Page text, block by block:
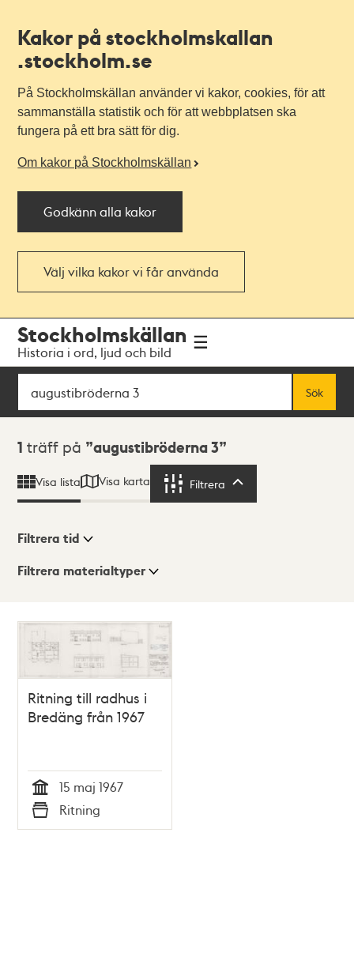
Kakor på stockholmskallan
.stockholm.se
På Stockholmskällan använder vi kakor, cookies, för att
sammanställa statistik och för att webbplatsen ska
fungera på ett bra sätt för dig.
Om kakor på Stockholmskällan
Godkänn alla kakor
Välj vilka kakor vi får använda
navigationen
huvudinnehållet
Stockholmskällan
Historia i ord, ljud och bild
Sök
Sök
Sökresultat
1 träff på augustibröderna 3
Visa lista Visa karta Filtrera
Visningsläge
ListaKarta
Filtrera tid
Filtrera materialtyper
träffar
Ritning till radhus i
Bredäng från 1967
Tid
15 maj 1967
Typ
Ritning